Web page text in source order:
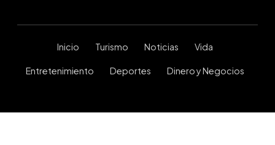
Inicio Turismo Noticias Vida
Entretenimiento Deportes Dinero y Negocios